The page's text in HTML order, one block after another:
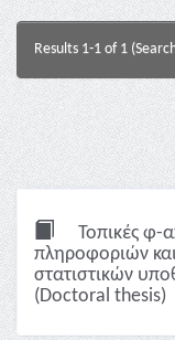
Results 1-1 of 1
Τοπικές φ-
πληροφοριών
στατιστικών
(Doctoral thesis)